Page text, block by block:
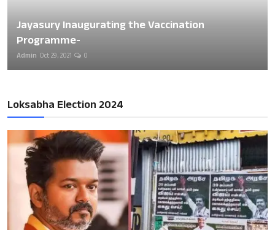
Jayasury Inaugurating the Vaccination
Programme-
Admin Oct 29, 2021 0
Loksabha Election 2024